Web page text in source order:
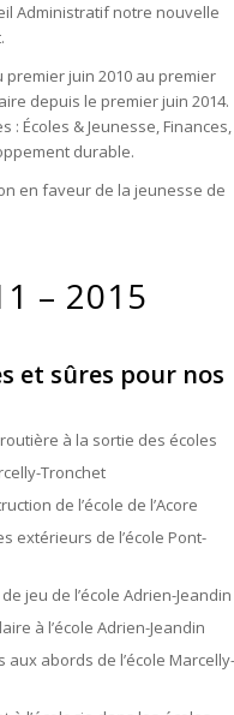
Administratif notre nouvelle
premier juin 2010 au premier
depuis le premier juin 2014.
Écoles & Jeunesse, Finances,
durable.
en faveur de la jeunesse de
– 2015
et sûres pour nos
à la sortie des écoles
Tronchet
de l’école de l’Acore
extérieurs de l’école Pont-
jeu de l’école Adrien-Jeandin
à l’école Adrien-Jeandin
abords de l’école Marcelly-